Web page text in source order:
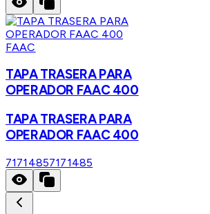
FAAC
TAPA TRASERA PARA
OPERADOR FAAC 400
TAPA TRASERA PARA
OPERADOR FAAC 400
71714857171485